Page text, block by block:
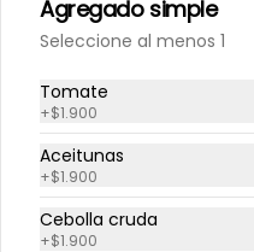
$9.800
Hamburguesa cross
Hamburguesa, queso, tomate,
pepinillo, cebolla cruda, mayo,
kétchup.
Agregado simple
Seleccione al menos 1
Tomate
+$1.900
Aceitunas
+$1.900
Cebolla cruda
+$1.900